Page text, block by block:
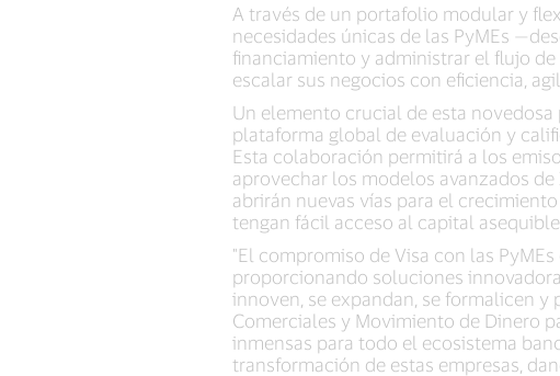
A través de un portafolio modular y
necesidades únicas de las PyMEs
financiamiento y administrar el flujo
escalar sus negocios con eficiencia,
Un elemento crucial de esta
plataforma global de evaluación y
Esta colaboración permitirá a los
aprovechar los modelos avanzados
abrirán nuevas vías para el
tengan fácil acceso al capital
"El compromiso de Visa con las
proporcionando soluciones
innoven, se expandan, se formalicen y
Comerciales y Movimiento de Dinero
inmensas para todo el ecosistema
transformación de estas empresas,